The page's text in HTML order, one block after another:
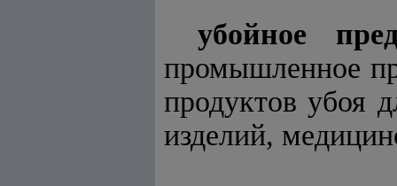
убойное
промышленное
продуктов убоя
изделий,